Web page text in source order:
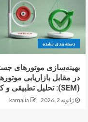
دسته‌بندی نشده
در مقابل بازاریابی
(SEM): تحلیل تطبیقی و کاربردها
ژانویه 2, 2026 kamalia